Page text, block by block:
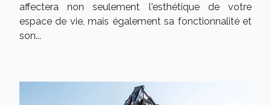
affectera non seulement l'esthétique de votre
espace de vie, mais également sa fonctionnalité et
son...